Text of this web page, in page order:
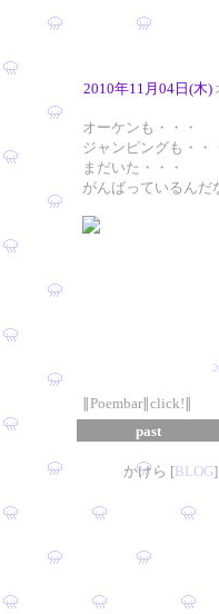
2010年11月04日(木)
オーケンも・・・
ジャンピングも・・
まだいた・・・
がんばっているんだ
∥Poembar∥click!∥
past
かけら [BLOG